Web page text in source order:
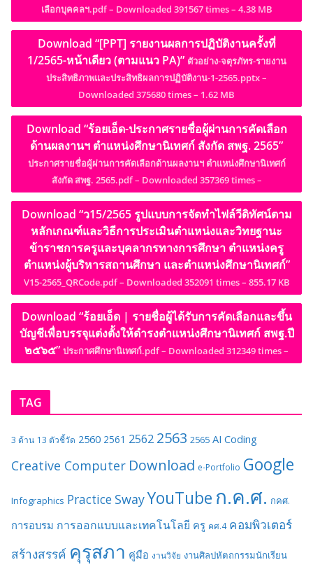
เลือกบุคคลฯ.pdf – Downloaded 391567 times – 4.38 MB
Download “[PPT] รายงานผลการปฏิบัติงานครั้งที่
1/2565-หน้าเดียว (ตามแนว PA)” ตัวอย่าง-จตุรภัทร-รายงาน
ประสิทธิภาพและประสิทธิผลการปฏิบัติงาน-1-2565.pptx –
Downloaded 375680 times – 1.62 MB
Download “ร้อยเอ็ด-ประกาศรายชื่อผู้ผ่านการคัดเลือก
ด้านผลงานฯ ตำแหน่งศึกษานิเทศก์ สังกัด สพฐ. 2565”
ประกาศรายชื่อผู้ผ่านการคัดเลือกด้านผลงานฯ ตำแหน่งศึกษานิเทศก์
สังกัด สพฐ. 2565.pdf – Downloaded 357369 times –
Download “ว15/2565 รูปแบบการจัดทำไฟล์วีดิทัศน์ตาม
หลักเกณฑ์และวิธีการประเมินตำแหน่งและวิทยฐานะ
ข้าราชการครูและบุคลากรทางการศึกษา ตำแหน่งครู
ตำแหน่งผู้บริหารสถานศึกษา และตำแหน่งศึกษานิเทศก์”
V15-2565_QRCode.pdf – Downloaded 352091 times – 855.17 KB
Download “ร้อยเอ็ด | รายชื่อผู้ได้รับการคัดเลือกและขึ้น
บัญชีเพื่อบรรจุแต่งตั้งให้ดำรงตำแหน่งศึกษานิเทศก์ สพฐ.ปี
๒๕๖๕” ประกาศศึกษานิเทศก์.pdf – Downloaded 312349 times –
TAG
3 ด้าน 13 ตัวชี้วัด 2560 2561 2562 2563 2565 AI Coding
Creative Computer Download e-Portfolio Google
Infographics Practice SwayYouTubeก.ค.ศ. กคศ.
การอบรม การออกแบบและเทคโนโลยี ครู คศ.4 คอมพิวเตอร์
สร้างสรรค์ คุรุสภา คู่มือ งานวิจัย งานศิลปหัตถกรรมนักเรียน